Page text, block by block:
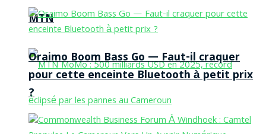
MTN
Oraimo Boom Bass Go — Faut-il craquer
pour cette enceinte Bluetooth à petit prix
?